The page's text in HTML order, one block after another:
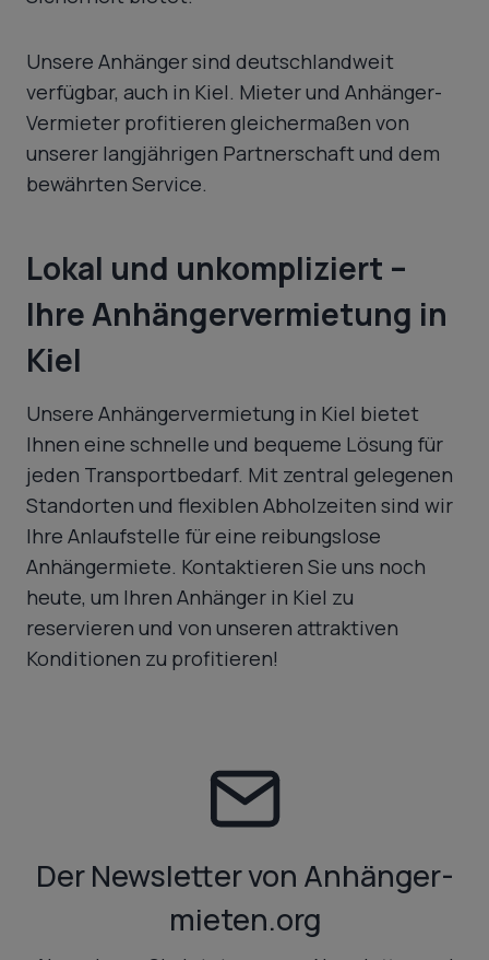
Unsere Anhänger sind deutschlandweit
verfügbar, auch in Kiel. Mieter und Anhänger-
Vermieter profitieren gleichermaßen von
unserer langjährigen Partnerschaft und dem
bewährten Service.
Lokal und unkompliziert –
Ihre Anhängervermietung in
Kiel
Unsere Anhängervermietung in Kiel bietet
Ihnen eine schnelle und bequeme Lösung für
jeden Transportbedarf. Mit zentral gelegenen
Standorten und flexiblen Abholzeiten sind wir
Ihre Anlaufstelle für eine reibungslose
Anhängermiete. Kontaktieren Sie uns noch
heute, um Ihren Anhänger in Kiel zu
reservieren und von unseren attraktiven
Konditionen zu profitieren!
Der Newsletter von Anhänger-
mieten.org